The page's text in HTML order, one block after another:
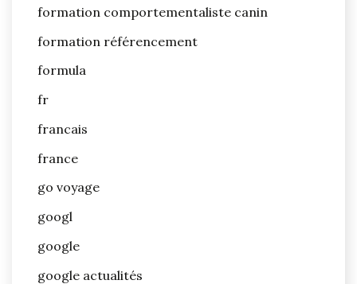
formation comportementaliste canin
formation référencement
formula
fr
francais
france
go voyage
googl
google
google actualités